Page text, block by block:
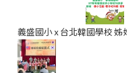
義盛國小 x 台北韓國學校 姊